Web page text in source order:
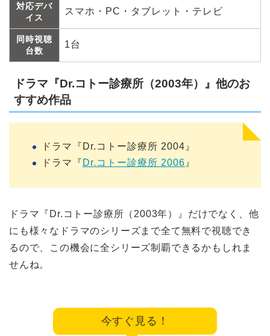
対応デバ
イス
スマホ・PC・タブレット・テレビ
同時視聴
台数
1台
ドラマ『Dr.コトー診療所（2003年）』他のお
すすめ作品
ドラマ『Dr.コトー診療所 2004』
ドラマ『 Dr.コトー診療所 2006 』
ドラマ『Dr.コトー診療所（2003年）』だけでなく、他
にも様々なドラマのシリーズまで全て無料で視聴でき
るので、この機会に全シリーズ制覇できるかもしれま
せんね。
今すぐ見る！